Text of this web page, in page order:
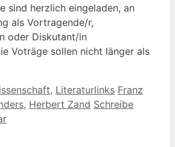
sind herzlich eingeladen, an
als Vortragende/r,
oder Diskutant/in
Voträge sollen nicht länger als
, Literaturlinks Franz
, Herbert Zand Schreibe